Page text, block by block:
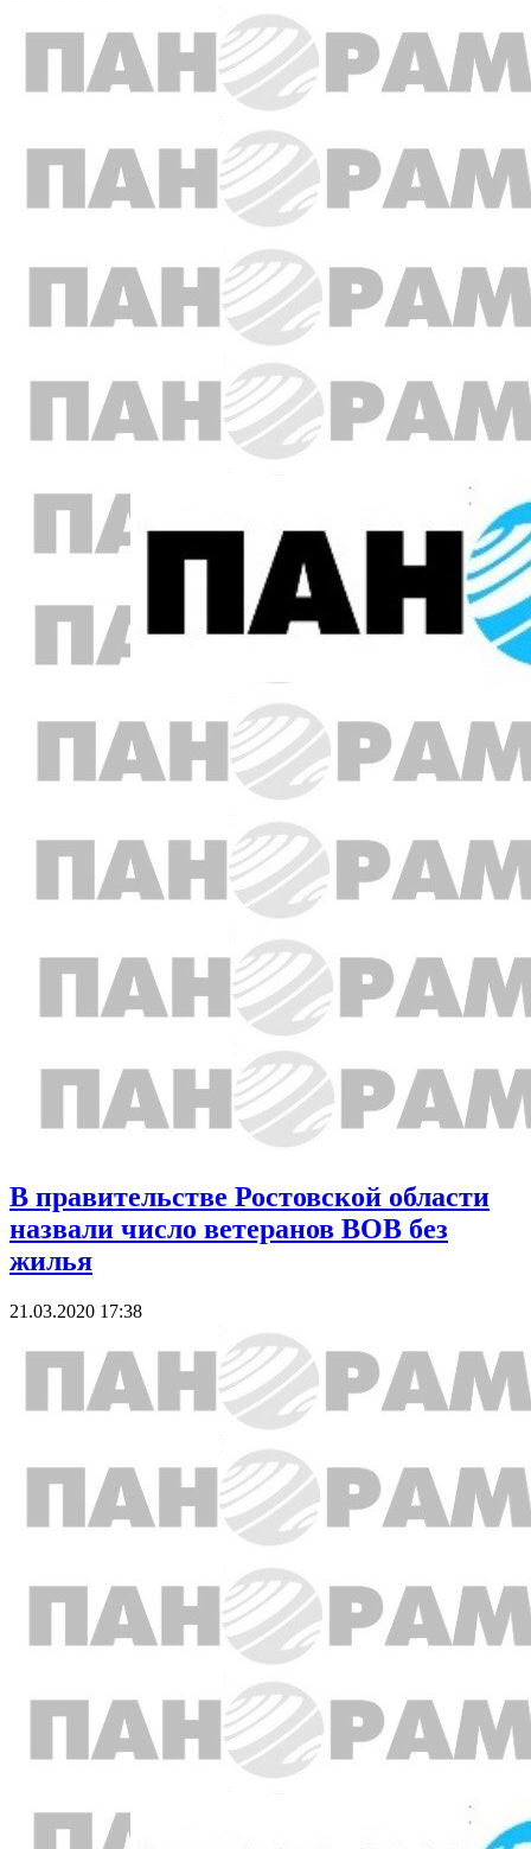
В правительстве Ростовской области
назвали число ветеранов ВОВ без
жилья
21.03.2020 17:38